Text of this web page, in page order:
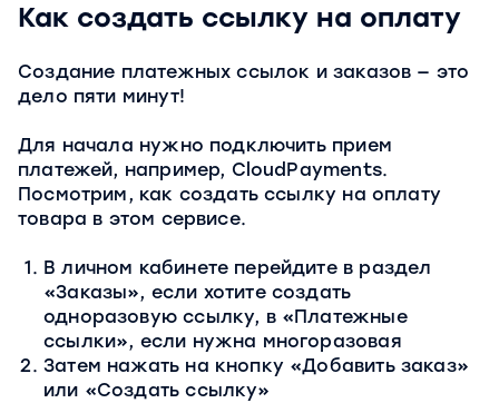
Как создать ссылку на оплату
Создание платежных ссылок и заказов — это
дело пяти минут!
Для начала нужно подключить прием
платежей, например, CloudPayments.
Посмотрим, как создать ссылку на оплату
товара в этом сервисе.
В личном кабинете перейдите в раздел
«Заказы», если хотите создать
одноразовую ссылку, в «Платежные
ссылки», если нужна многоразовая
Затем нажать на кнопку «Добавить заказ»
или «Создать ссылку»